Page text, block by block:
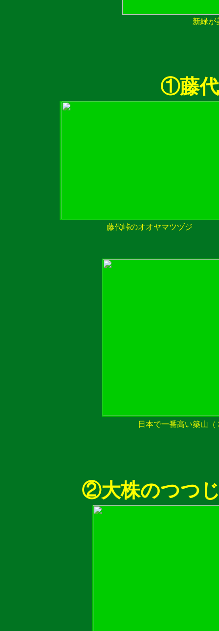
新緑が
①藤
藤代峠のオオヤマツヅジ
日本で一番高い築山
②大株のつつ